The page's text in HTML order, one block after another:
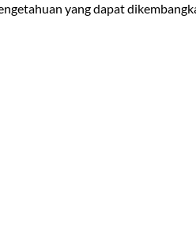
yang dapat